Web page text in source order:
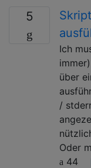
5
Ich
über
/
Oder
44